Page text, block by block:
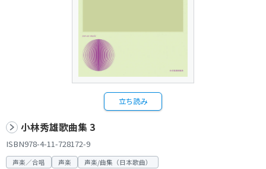
立ち読み
小林秀雄歌曲集 3
ISBN978-4-11-728172-9
声楽／合唱 声楽 声楽/曲集（日本歌曲）